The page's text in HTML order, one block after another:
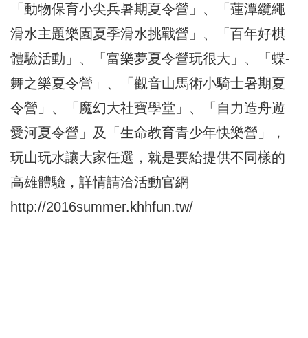
「動物保育小尖兵暑期夏令營」、「蓮潭纜繩
滑水主題樂園夏季滑水挑戰營」、「百年好棋
體驗活動」、「富樂夢夏令營玩很大」、「蝶-
舞之樂夏令營」、「觀音山馬術小騎士暑期夏
令營」、「魔幻大社寶學堂」、「自力造舟遊
愛河夏令營」及「生命教育青少年快樂營」，
玩山玩水讓大家任選，就是要給提供不同樣的
高雄體驗，詳情請洽活動官網
http://2016summer.khhfun.tw/